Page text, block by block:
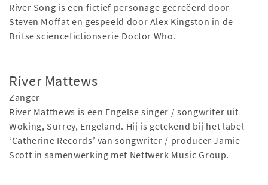
River Song is een fictief personage gecreëerd door
Steven Moffat en gespeeld door Alex Kingston in de
Britse sciencefictionserie Doctor Who.
River Mattews
Zanger
River Matthews is een Engelse singer / songwriter uit
Woking, Surrey, Engeland. Hij is getekend bij het label
‘Catherine Records’ van songwriter / producer Jamie
Scott in samenwerking met Nettwerk Music Group.